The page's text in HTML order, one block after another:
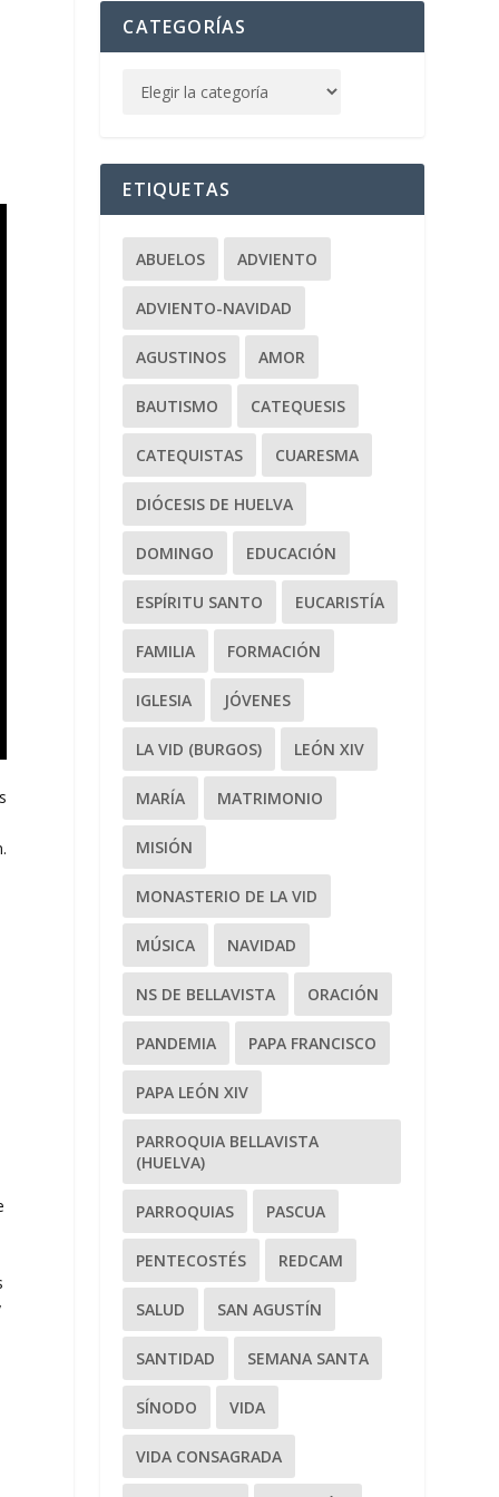
CATEGORÍAS
ETIQUETAS
ABUELOS ADVIENTO
ADVIENTO-NAVIDAD
AGUSTINOS AMOR
BAUTISMO CATEQUESIS
CATEQUISTAS CUARESMA
DIÓCESIS DE HUELVA
DOMINGO EDUCACIÓN
ESPÍRITU SANTO EUCARISTÍA
FAMILIA FORMACIÓN
IGLESIA JÓVENES
LA VID (BURGOS) LEÓN XIV
MARÍA MATRIMONIO
MISIÓN
MONASTERIO DE LA VID
MÚSICA NAVIDAD
NS DE BELLAVISTA ORACIÓN
PANDEMIA PAPA FRANCISCO
PAPA LEÓN XIV
PARROQUIA BELLAVISTA
(HUELVA)
PARROQUIAS PASCUA
PENTECOSTÉS REDCAM
SALUD SAN AGUSTÍN
SANTIDAD SEMANA SANTA
SÍNODO VIDA
VIDA CONSAGRADA